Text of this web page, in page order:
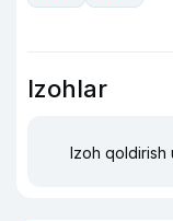
Izohlar
Izoh qoldirish